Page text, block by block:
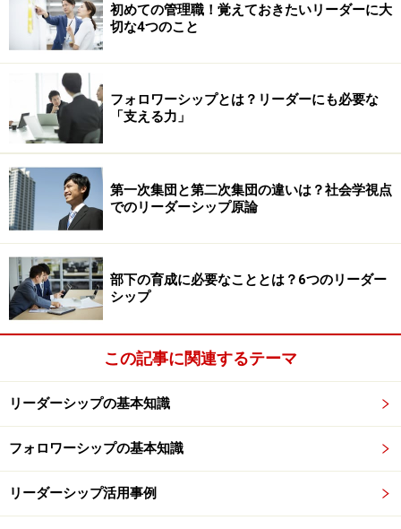
個々人のビジョンを持つことの重要性もさることなが
ら、組織単位で考えた場合もビジョンを掲げることはモ
チベーションを高めるためにも有効です。
みなさんの人生で充実していた時期を思い出していただ
くとよく分かると思います。自分で定めた目標・目的を
達成するために過ごしていた時期は、忙しくてもハリの
ある日々を送れていたのではないでしょうか。そのハリ
こそがモチベーションの高い状態です。つまり、目的意
識を持って行動することで、自分の行動1つ1つが目指す
べき到達点に繋がっていくことが実感でき、やる気がさ
らに喚起されていきます。
の目標を明確化することが必要です。漠然としていて、
抽象的な目標では意味がありません。それは、抽象的な
描けないからです。
具体的な道筋が見えてこないと、目標達成のために回り
道をしてしまい、モチベーションを維持し続けることも
初めての管理職！覚えておきたいリーダーに大
切な4つのこと
フォロワーシップとは？リーダーにも必要な
「支える力」
第一次集団と第二次集団の違いは？社会学視点
でのリーダーシップ原論
部下の育成に必要なこととは？6つのリーダー
シップ
この記事に関連するテーマ
リーダーシップの基本知識
フォロワーシップの基本知識
リーダーシップ活用事例